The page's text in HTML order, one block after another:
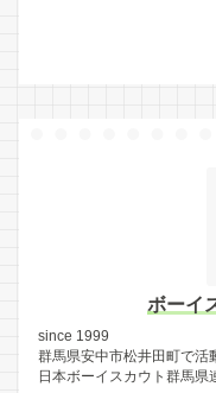
ボーイ
since 1999
群馬県安中市松井田町で活
日本ボーイスカウト群馬県